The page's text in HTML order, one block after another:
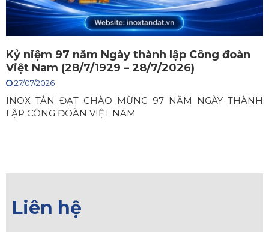
Kỷ niệm 97 năm Ngày thành lập Công đoàn
Việt Nam (28/7/1929 – 28/7/2026)
27/07/2026
INOX TÂN ĐẠT CHÀO MỪNG 97 NĂM NGÀY THÀNH
LẬP CÔNG ĐOÀN VIỆT NAM
Liên hệ